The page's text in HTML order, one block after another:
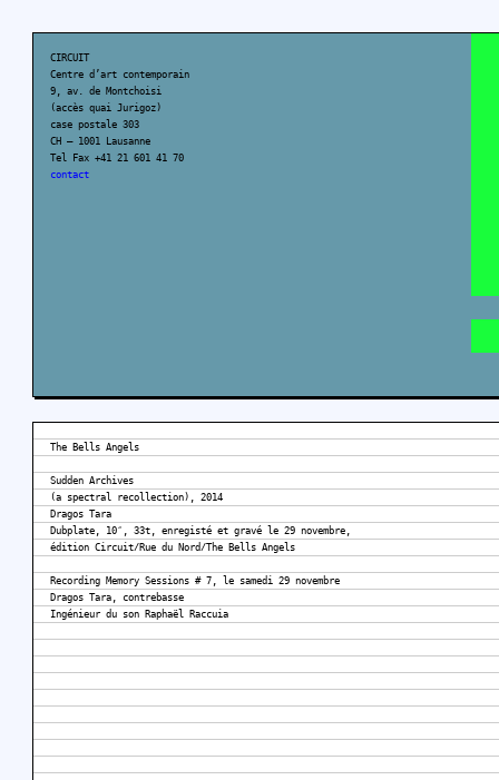
CIRCUIT
Centre d’art contemporain
9, av. de Montchoisi
(accès quai Jurigoz)
case postale 303
CH – 1001 Lausanne
Tel Fax +41 21 601 41 70
contact
The Bells Angels
Sudden Archives
(a spectral recollection), 2014
Dragos Tara
Dubplate, 10″, 33t, enregisté et gravé le 29 novembre,
édition Circuit/Rue du Nord/The Bells Angels
Recording Memory Sessions # 7, le samedi 29 novembre
Dragos Tara, contrebasse
Ingénieur du son Raphaël Raccuia